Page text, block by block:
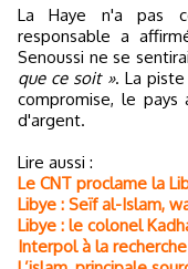
La Haye n'a pas
responsable a
Senoussi ne se
que ce soit ». La
compromise, le
d'argent.
Lire aussi :
Le CNT proclame la
Libye : Seïf al-Islam,
Libye : le colonel
Interpol à la